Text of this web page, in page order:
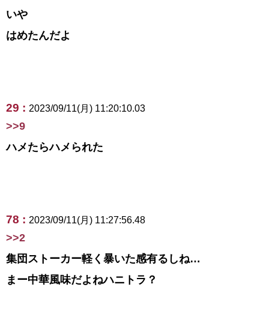
いや
はめたんだよ
29 : 2023/09/11(月) 11:20:10.03
>>9
ハメたらハメられた
78 : 2023/09/11(月) 11:27:56.48
>>2
集団ストーカー軽く暴いた感有るしね…
まー中華風味だよねハニトラ？